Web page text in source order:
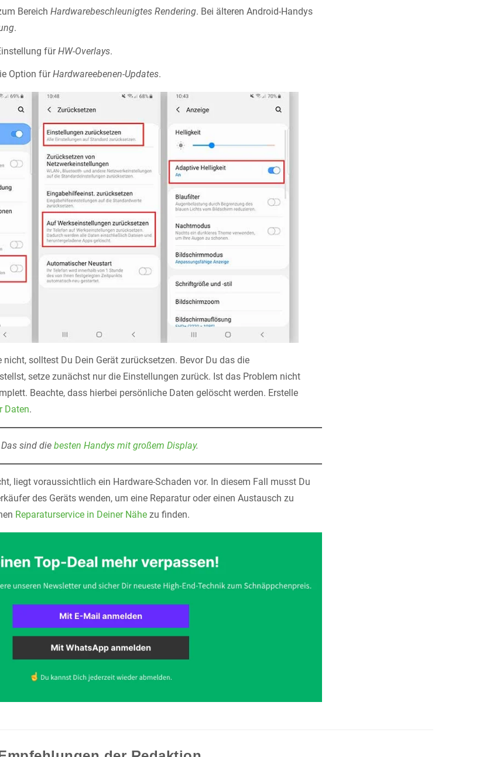
BereichHardwarebeschleunigtes Rendering. Bei älteren Android-Handys
.
fürHW-Overlays.
Option fürHardwareebenen-Updates.
solltest Du Dein Gerät zurücksetzen. Bevor Du das die
setze zunächst nur die Einstellungen zurück. Ist das Problem nicht
Beachte, dass hierbei persönliche Daten gelöscht werden. Erstelle
Daten.
Das sind die besten Handys mit großem Display.
liegt voraussichtlich ein Hardware-Schaden vor. In diesem Fall musst Du
des Geräts wenden, um eine Reparatur oder einen Austausch zu
Reparaturservice in Deiner Nähe zu finden.